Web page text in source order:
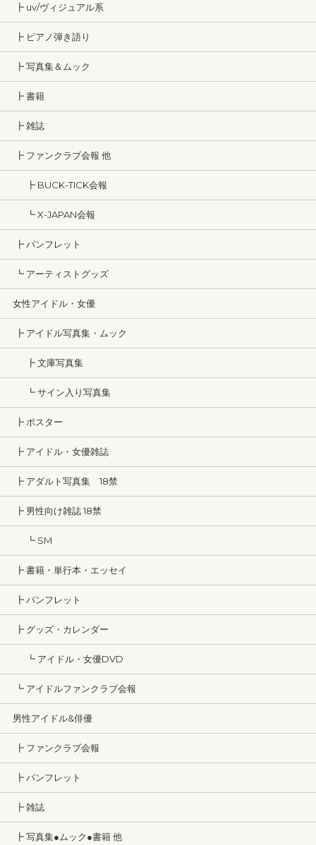
┣ uv/ヴィジュアル系
┣ ピアノ弾き語り
┣ 写真集＆ムック
┣ 書籍
┣ 雑誌
┣ ファンクラブ会報 他
┣ BUCK-TICK会報
┗ X-JAPAN会報
┣ パンフレット
┗ アーティストグッズ
女性アイドル・女優
┣ アイドル写真集・ムック
┣ 文庫写真集
┗ サイン入り写真集
┣ ポスター
┣ アイドル・女優雑誌
┣ アダルト写真集 18禁
┣ 男性向け雑誌 18禁
┗ SM
┣ 書籍・単行本・エッセイ
┣ パンフレット
┣ グッズ・カレンダー
┗ アイドル・女優DVD
┗ アイドルファンクラブ会報
男性アイドル&俳優
┣ ファンクラブ会報
┣ パンフレット
┣ 雑誌
┣ 写真集●ムック●書籍 他